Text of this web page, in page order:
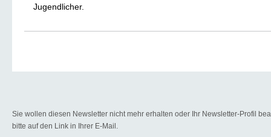
Jugendlicher.
Sie wollen diesen Newsletter nicht mehr erhalten oder Ihr Newsletter-Profil
bitte auf den Link in Ihrer E-Mail.